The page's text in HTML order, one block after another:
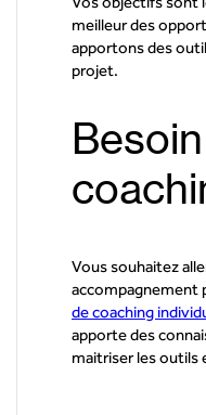
meilleur des
apportons des
projet.
Besoin
Vous souhaitez
accompagnement
de coaching
apporte des
maitriser les outils